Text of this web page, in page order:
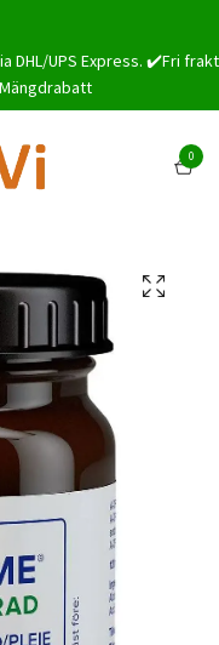
DHL/UPS Express. ✔️Fri frakt
0